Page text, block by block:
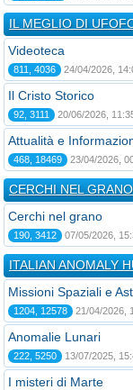
IL MEGLIO DI
Videoteca
811, 4036 24/04/2026,
Il Cristo Storico
92, 3111 20/06/2026,
Attualità e
468, 18469 23/04/2026,
CERCHI NEL GRANO
Cerchi nel grano
190, 3412 07/05/2026,
ITALIAN ANOMALY
Missioni Spaziali e
1204, 12578 21/04/2026,
Anomalie Lunari
222, 5250 13/07/2025,
I misteri di Marte